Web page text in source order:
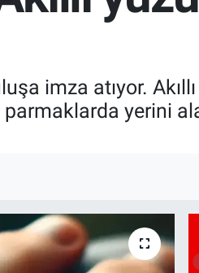
imza atıyor.
yerini